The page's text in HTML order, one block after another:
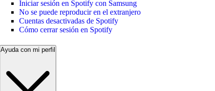
Iniciar sesión en Spotify con Samsung
No se puede reproducir en el extranjero
Cuentas desactivadas de Spotify
Cómo cerrar sesión en Spotify
Ayuda con mi perfil